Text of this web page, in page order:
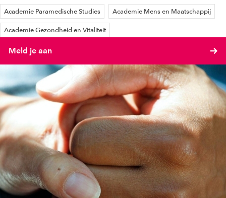
Academie Paramedische Studies Academie Mens en Maatschappij
Academie Gezondheid en Vitaliteit
Meld je aan